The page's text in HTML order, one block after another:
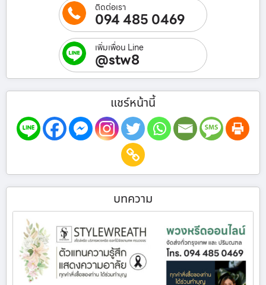
ติดต่อเรา
094 485 0469
เพิ่มเพื่อน Line
@stw8
แชร์หน้านี้
บทความ